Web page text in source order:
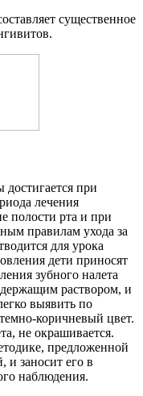
существенное
при
лечения
полости рта и при
правилам ухода за
для урока
дети приносят
зубного налета
раствором, и
выявить по
коричневый цвет.
не окрашивается.
предложенной
заносит его в
наблюдения.